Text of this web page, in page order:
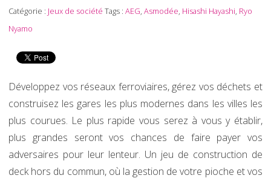
Catégorie : Jeux de société Tags : AEG, Asmodée, Hisashi Hayashi, Ryo
Nyamo
Développez vos réseaux ferroviaires, gérez vos déchets et
construisez les gares les plus modernes dans les villes les
plus courues. Le plus rapide vous serez à vous y établir,
plus grandes seront vos chances de faire payer vos
adversaires pour leur lenteur. Un jeu de construction de
deck hors du commun, où la gestion de votre pioche et vos